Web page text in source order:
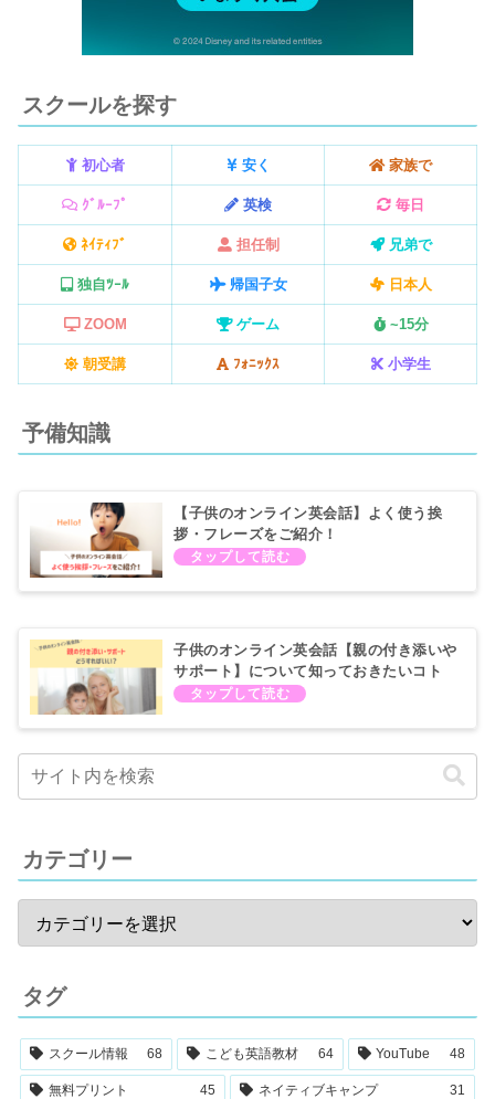
スクールを探す
初心者 安く 家族で
ｸﾞﾙｰﾌﾟ 英検 毎日
ﾈｲﾃｨﾌﾞ 担任制 兄弟で
独自ﾂｰﾙ 帰国子女 日本人
ZOOM ゲーム ~15分
朝受講 ﾌｫﾆｯｸｽ 小学生
予備知識
【子供のオンライン英会話】よく使う挨
拶・フレーズをご紹介！
子供のオンライン英会話【親の付き添いや
サポート】について知っておきたいコト
カテゴリー
タグ
スクール情報 68 こども英語教材 64 YouTube 48
無料プリント 45 ネイティブキャンプ 31